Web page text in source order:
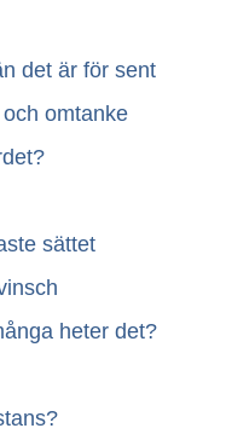
det är för sent
omtanke
sättet
heter det?